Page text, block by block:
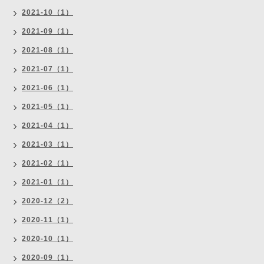
2021-10（1）
2021-09（1）
2021-08（1）
2021-07（1）
2021-06（1）
2021-05（1）
2021-04（1）
2021-03（1）
2021-02（1）
2021-01（1）
2020-12（2）
2020-11（1）
2020-10（1）
2020-09（1）